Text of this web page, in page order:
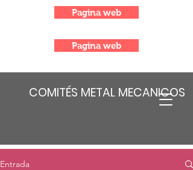
COMITÉS METAL MECANICOS
Pagina web
Pagina web
Entrada